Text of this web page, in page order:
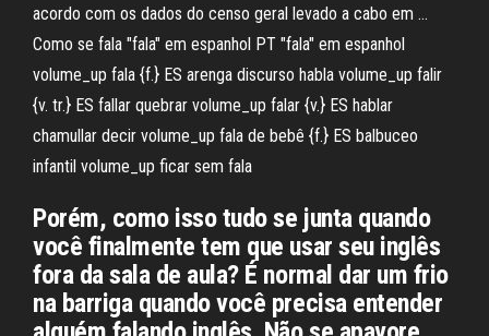
acordo com os dados do censo geral levado a cabo em …
Como se fala "fala" em espanhol PT "fala" em espanhol
volume_up fala {f.} ES arenga discurso habla volume_up falir
{v. tr.} ES fallar quebrar volume_up falar {v.} ES hablar
chamullar decir volume_up fala de bebê {f.} ES balbuceo
infantil volume_up ficar sem fala
Porém, como isso tudo se junta quando
você finalmente tem que usar seu inglês
fora da sala de aula? É normal dar um frio
na barriga quando você precisa entender